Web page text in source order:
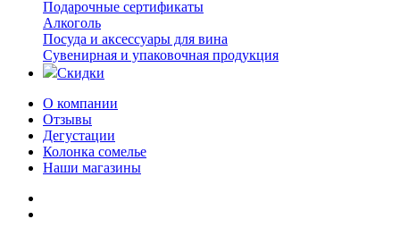
Подарочные сертификаты
Алкоголь
Посуда и аксессуары для вина
Сувенирная и упаковочная продукция
Скидки
О компании
Отзывы
Дегустации
Колонка сомелье
Наши магазины